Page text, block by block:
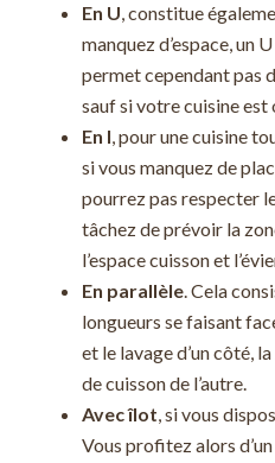
En U, constitue
manquez d’espace, un
permet cependant pas
sauf si votre cuisine est
En I, pour une cuisine
si vous manquez de
pourrez pas respecter
tâchez de prévoir la
l’espace cuisson et
En parallèle. Cela
longueurs se faisant
et le lavage d’un côté,
de cuisson de l’autre.
Avec îlot, si vous
Vous profitez alors